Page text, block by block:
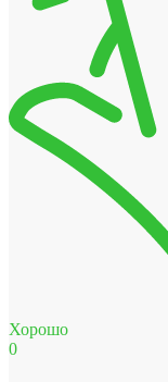
Хорошо
0